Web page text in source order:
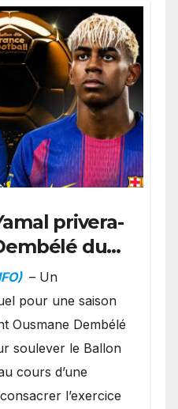
privera-
du
– Un
pour une saison
Ousmane Dembélé
soulever le Ballon
cours d’une
l’exercice